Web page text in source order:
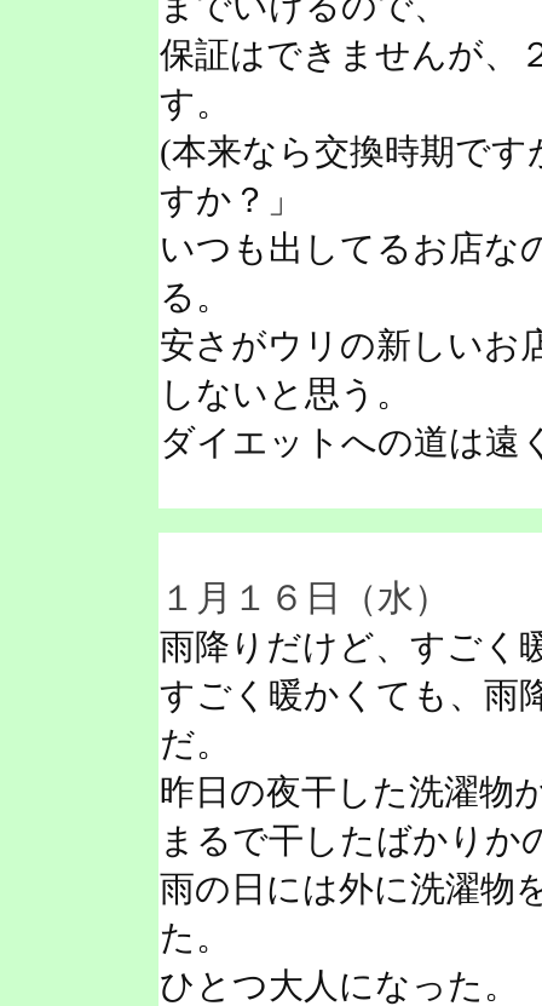
保証はできませんが、
す。
(本来なら交換時期で
すか？」
いつも出してるお店な
る。
安さがウリの新しいお
しないと思う。
ダイエットへの道は遠
１月１６日（水）
雨降りだけど、すごく
すごく暖かくても、雨
だ。
昨日の夜干した洗濯物
まるで干したばかりか
雨の日には外に洗濯物
た。
ひとつ大人になった。